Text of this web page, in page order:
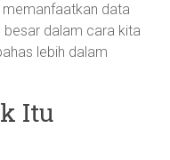
memanfaatkan data
dalam cara kita
lebih dalam
Itu